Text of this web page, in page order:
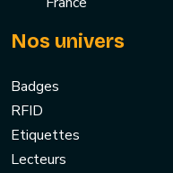
Nos univers
Badges
RFID
Etiquettes
Lecteurs